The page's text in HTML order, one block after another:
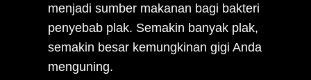
menjadi sumber makanan bagi bakteri
penyebab plak. Semakin banyak plak,
semakin besar kemungkinan gigi Anda
menguning.